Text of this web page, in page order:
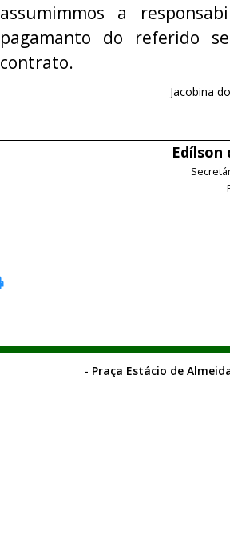
assumimmos a
pagamanto do referido
contrato.
Jacobina
Edílson
- Praça Estácio de